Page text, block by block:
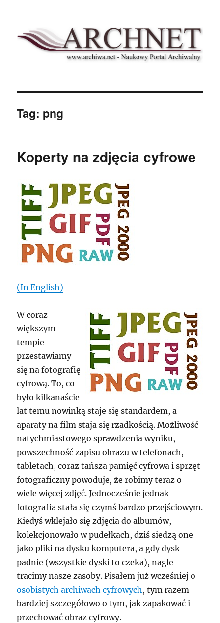
Archnet
Tag: png
Koperty na zdjęcia cyfrowe
(In English)
W coraz
większym
tempie
przestawiamy
się na fotografię
cyfrową. To, co
było kilkanaście
lat temu nowinką staje się standardem, a
aparaty na film staja się rzadkością. Możliwość
natychmiastowego sprawdzenia wyniku,
powszechność zapisu obrazu w telefonach,
tabletach, coraz tańsza pamięć cyfrowa i sprzęt
fotograficzny powoduje, że robimy teraz o
wiele więcej zdjęć. Jednocześnie jednak
fotografia stała się czymś bardzo przejściowym.
Kiedyś wklejało się zdjęcia do albumów,
kolekcjonowało w pudełkach, dziś siedzą one
jako pliki na dysku komputera, a gdy dysk
padnie (wszystkie dyski to czeka), nagle
tracimy nasze zasoby. Pisałem już wcześniej o
osobistych archiwach cyfrowych, tym razem
bardziej szczegółowo o tym, jak zapakować i
przechować obraz cyfrowy.